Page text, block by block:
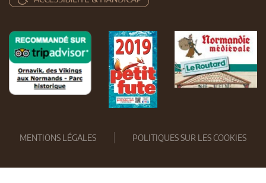
MENTIONS LÉGALES POLITIQUES SUR LES COOKIES